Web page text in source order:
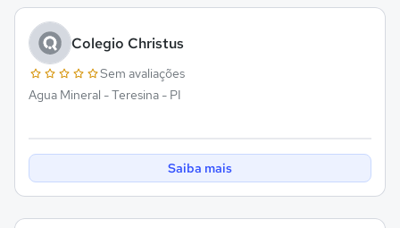
Colegio Christus
Sem avaliações
Agua Mineral - Teresina - PI
Saiba mais